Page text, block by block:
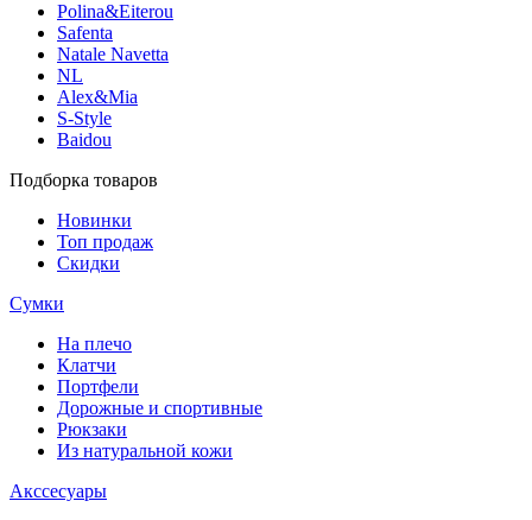
Polina&Eiterou
Safenta
Natale Navetta
NL
Alex&Mia
S-Style
Baidou
Подборка товаров
Новинки
Топ продаж
Скидки
Сумки
На плечо
Клатчи
Портфели
Дорожные и спортивные
Рюкзаки
Из натуральной кожи
Акссесуары